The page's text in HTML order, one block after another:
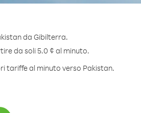
da Gibilterra.
da soli 5.0 ¢ al minuto.
tariffe al minuto verso Pakistan.